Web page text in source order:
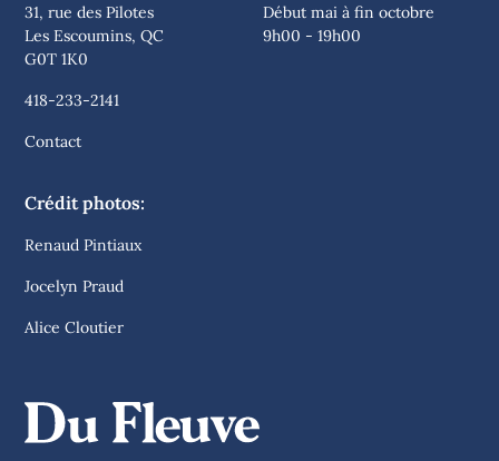
31, rue des Pilotes
Les Escoumins, QC
G0T 1K0
418-233-2141
Contact
Début mai à fin octobre
9h00 - 19h00
Crédit photos:
Renaud Pintiaux
Jocelyn Praud
Alice Cloutier